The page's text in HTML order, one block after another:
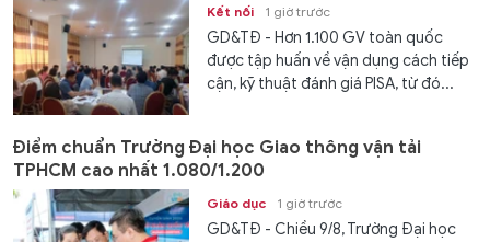
Kết nối 1 giờ trước
GD&TĐ - Hơn 1.100 GV toàn quốc
được tập huấn về vận dụng cách tiếp
cận, kỹ thuật đánh giá PISA, từ đó...
Điểm chuẩn Trường Đại học Giao thông vận tải
TPHCM cao nhất 1.080/1.200
Giáo dục 1 giờ trước
GD&TĐ - Chiều 9/8, Trường Đại học